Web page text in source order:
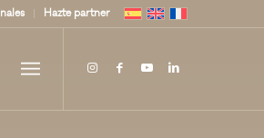
Hazte partner